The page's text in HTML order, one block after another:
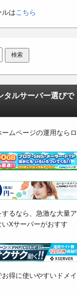
ルはこちら
タルサーバー選びで
ムページの運用ならロ
るなら、急激な大量ア
Xサーバーがおすす
得に使いやすいドメイ